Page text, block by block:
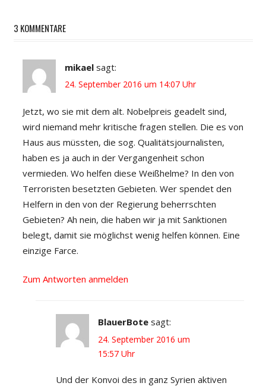
3 KOMMENTARE
mikael sagt:
24. September 2016 um 14:07 Uhr
Jetzt, wo sie mit dem alt. Nobelpreis geadelt sind,
wird niemand mehr kritische fragen stellen. Die es von
Haus aus müssten, die sog. Qualitätsjournalisten,
haben es ja auch in der Vergangenheit schon
vermieden. Wo helfen diese Weißhelme? In den von
Terroristen besetzten Gebieten. Wer spendet den
Helfern in den von der Regierung beherrschten
Gebieten? Ah nein, die haben wir ja mit Sanktionen
belegt, damit sie möglichst wenig helfen können. Eine
einzige Farce.
Zum Antworten anmelden
BlauerBote sagt:
24. September 2016 um
15:57 Uhr
Und der Konvoi des in ganz Syrien aktiven